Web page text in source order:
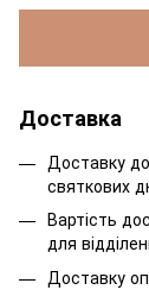
Доставка
Доставку
святкових
Вартість
для
Доставку